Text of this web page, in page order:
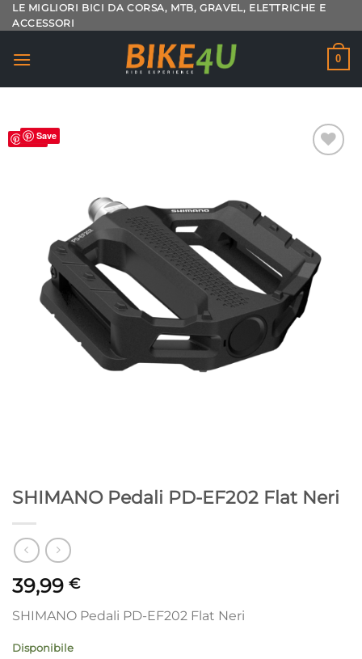
Salta
ai
LE MIGLIORI BICI DA CORSA, MTB, GRAVEL, ELETTRICHE E
ACCESSORI
0
Save
SHIMANO Pedali PD-EF202 Flat Neri
39,99 €
SHIMANO Pedali PD-EF202 Flat Neri
Disponibile
Save